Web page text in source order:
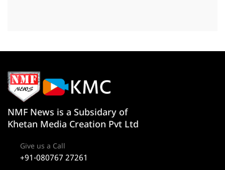
NMF News is a Subsidary of
Khetan Media Creation Pvt Ltd
Give us a Call
+91-080767 27261